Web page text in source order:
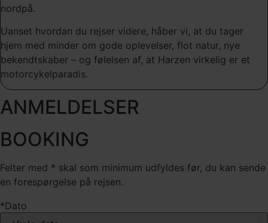
nordpå.
Uanset hvordan du rejser videre, håber vi, at du tager
hjem med minder om gode oplevelser, flot natur, nye
bekendtskaber – og følelsen af, at Harzen virkelig er et
motorcykelparadis.
ANMELDELSER
BOOKING
Felter med * skal som minimum udfyldes før, du kan sende
en forespørgelse på rejsen.
*Dato